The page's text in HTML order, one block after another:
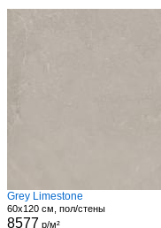
Grey Limestone
60x120 см, пол/стены
8577 р/м²